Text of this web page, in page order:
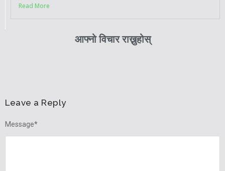
Read More
आफ्नो विचार राख्नुहोस्
Leave a Reply
Message*